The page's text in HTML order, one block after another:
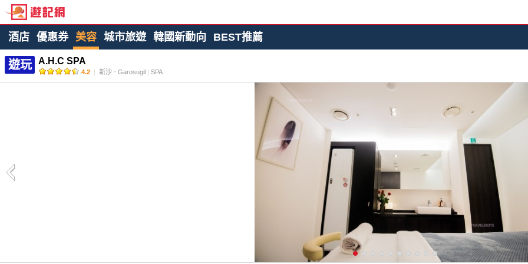
酒店 優惠券 美容 城市旅遊 韓國新動向 BEST推薦
遊玩 A.H.C SPA
4.2 | 新沙ㆍGarosugil | SPA